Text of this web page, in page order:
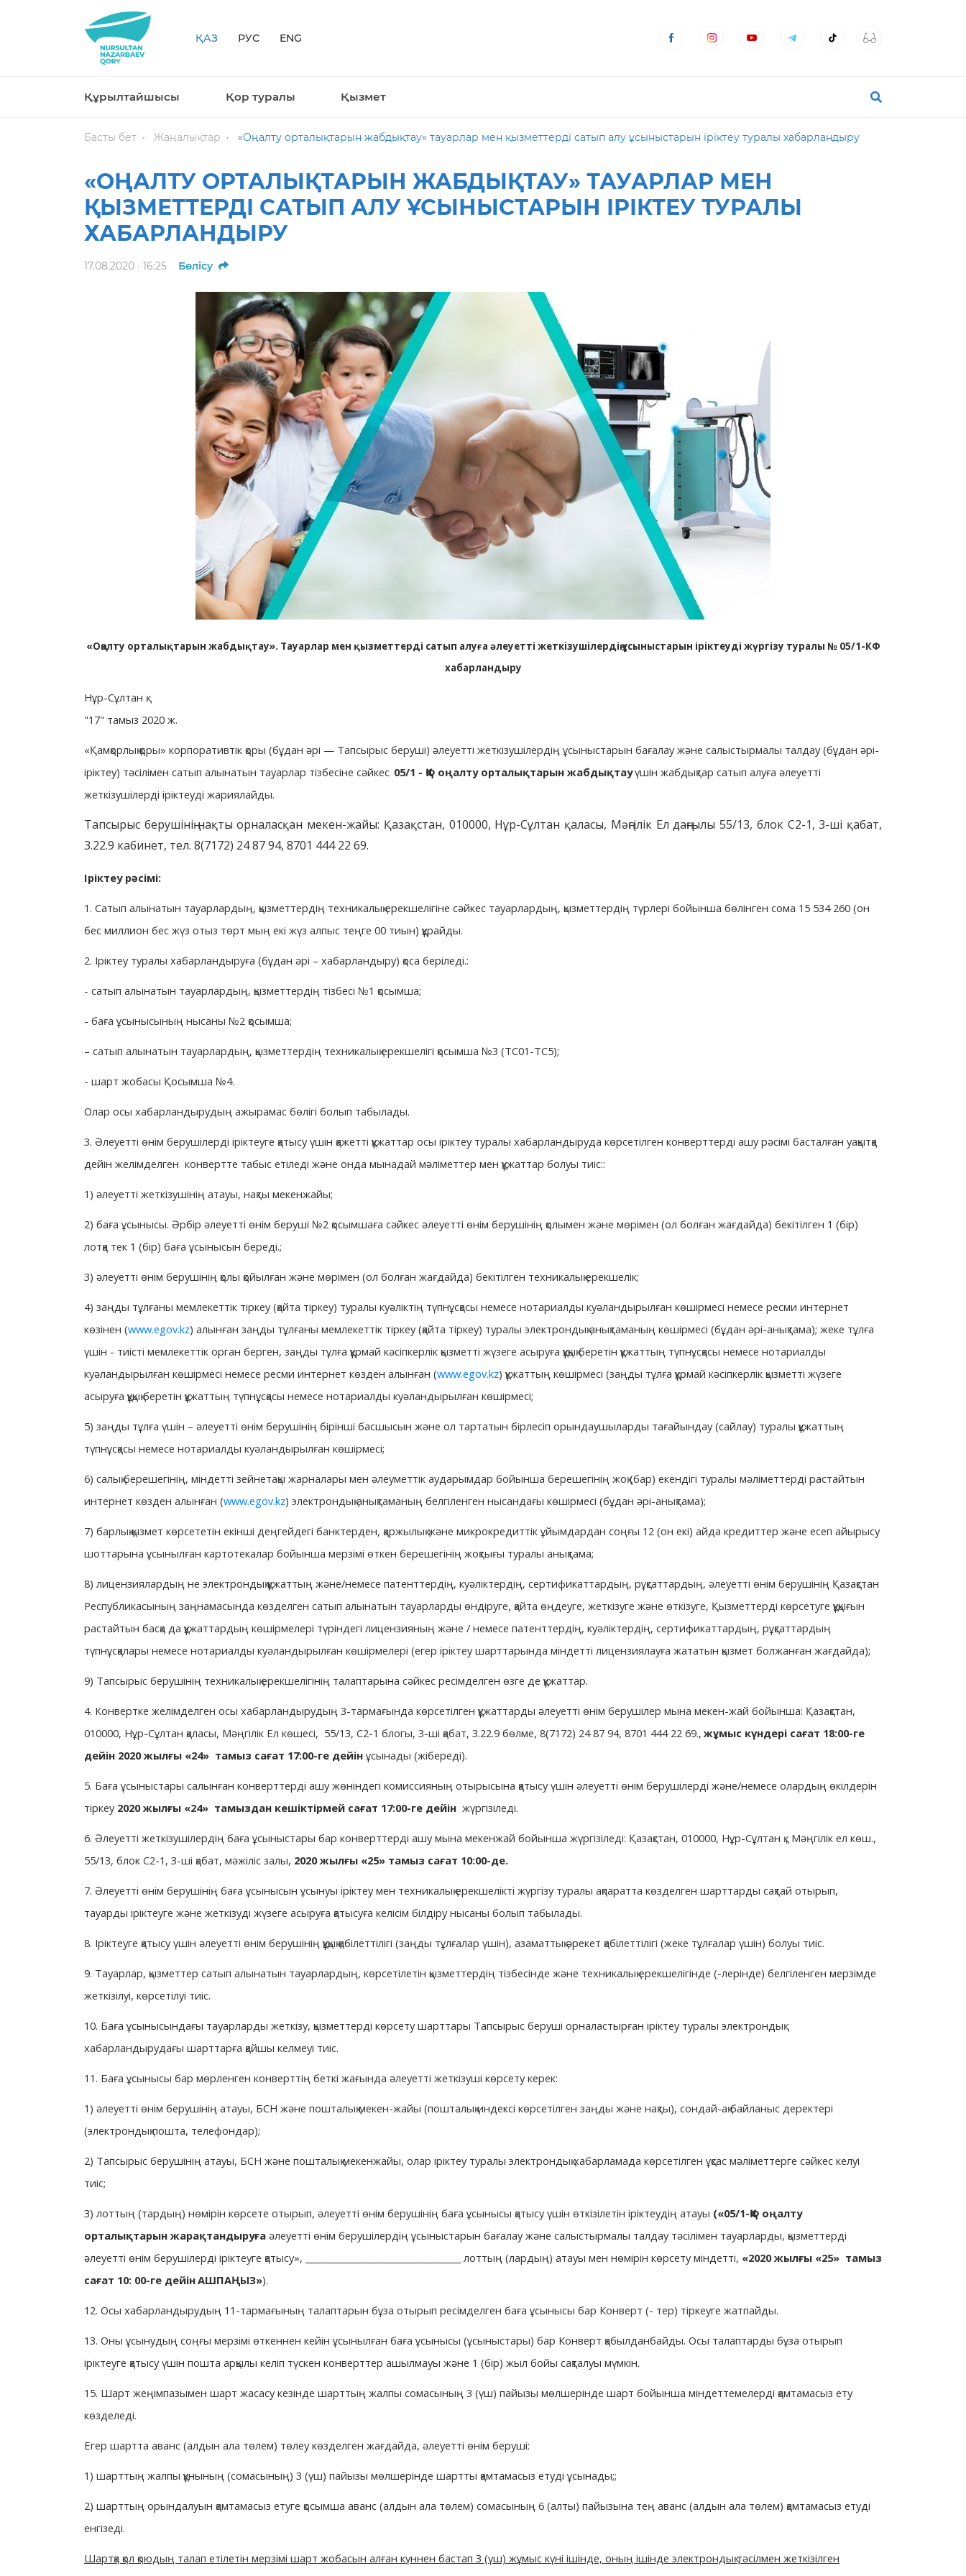
ҚАЗ РУС ENG
Құрылтайшысы Қор туралы Қызмет
Басты бет Жаңалықтар «Оңалту орталықтарын жабдықтау» тауарлар мен қызметтерді сатып алу ұсыныстарын іріктеу туралы хабарландыру
«ОҢАЛТУ ОРТАЛЫҚТАРЫН ЖАБДЫҚТАУ» ТАУАРЛАР МЕН
ҚЫЗМЕТТЕРДІ САТЫП АЛУ ҰСЫНЫСТАРЫН ІРІКТЕУ ТУРАЛЫ
ХАБАРЛАНДЫРУ
17.08.2020 · 16:25 Бөлісу
«Оңалту орталықтарын жабдықтау». Тауарлар мен қызметтерді сатып алуға әлеуетті жеткізушілердің ұсыныстарын іріктеуді жүргізу туралы № 05/1-КФ
хабарландыру
Нұр-Сұлтан қ.
"17" тамыз 2020 ж.
«Қамқорлық қоры» корпоративтік қоры (бұдан әрі — Тапсырыс беруші) әлеуетті жеткізушілердің ұсыныстарын бағалау және салыстырмалы талдау (бұдан әрі-
іріктеу) тәсілімен сатып алынатын тауарлар тізбесіне сәйкес 05/1 - ҚФ оңалту орталықтарын жабдықтауүшін жабдықтар сатып алуға әлеуетті
жеткізушілерді іріктеуді жариялайды.
Тапсырыс берушінің нақты орналасқан мекен-жайы: Қазақстан, 010000, Нұр-Сұлтан қаласы, Мәңгілік Ел даңғылы 55/13, блок С2-1, 3-ші қабат,
3.22.9 кабинет, тел. 8(7172) 24 87 94, 8701 444 22 69.
Іріктеу рәсімі:
1. Сатып алынатын тауарлардың, қызметтердің техникалық ерекшелігіне сәйкес тауарлардың, қызметтердің түрлері бойынша бөлінген сома 15 534 260 (он
бес миллион бес жүз отыз төрт мың екі жүз алпыс теңге 00 тиын) құрайды.
2. Іріктеу туралы хабарландыруға (бұдан әрі – хабарландыру) қоса беріледі.:
- сатып алынатын тауарлардың, қызметтердің тізбесі №1 қосымша;
- баға ұсынысының нысаны №2 қосымша;
– сатып алынатын тауарлардың, қызметтердің техникалық ерекшелігі қосымша №3 (ТС01-ТС5);
- шарт жобасы Қосымша №4.
Олар осы хабарландырудың ажырамас бөлігі болып табылады.
3. Әлеуетті өнім берушілерді іріктеуге қатысу үшін қажетті құжаттар осы іріктеу туралы хабарландыруда көрсетілген конверттерді ашу рәсімі басталған уақытқа
дейін желімделген конвертте табыс етіледі және онда мынадай мәліметтер мен құжаттар болуы тиіс::
1) әлеуетті жеткізушінің атауы, нақты мекенжайы;
2) баға ұсынысы. Әрбір әлеуетті өнім беруші №2 қосымшаға сәйкес әлеуетті өнім берушінің қолымен және мөрімен (ол болған жағдайда) бекітілген 1 (бір)
лотқа тек 1 (бір) баға ұсынысын береді.;
3) әлеуетті өнім берушінің қолы қойылған және мөрімен (ол болған жағдайда) бекітілген техникалық ерекшелік;
4) заңды тұлғаны мемлекеттік тіркеу (қайта тіркеу) туралы куәліктің түпнұсқасы немесе нотариалды куәландырылған көшірмесі немесе ресми интернет
көзінен (www.egov.kz) алынған заңды тұлғаны мемлекеттік тіркеу (қайта тіркеу) туралы электрондық анықтаманың көшірмесі (бұдан әрі-анықтама); жеке тұлға
үшін - тиісті мемлекеттік орган берген, заңды тұлға құрмай кәсіпкерлік қызметті жүзеге асыруға құқық беретін құжаттың түпнұсқасы немесе нотариалды
куәландырылған көшірмесі немесе ресми интернет көзден алынған (www.egov.kz) құжаттың көшірмесі (заңды тұлға құрмай кәсіпкерлік қызметті жүзеге
асыруға құқық беретін құжаттың түпнұсқасы немесе нотариалды куәландырылған көшірмесі;
5) заңды тұлға үшін – әлеуетті өнім берушінің бірінші басшысын және ол тартатын бірлесіп орындаушыларды тағайындау (сайлау) туралы құжаттың
түпнұсқасы немесе нотариалды куәландырылған көшірмесі;
6) салық берешегінің, міндетті зейнетақы жарналары мен әлеуметтік аударымдар бойынша берешегінің жоқ (бар) екендігі туралы мәліметтерді растайтын
интернет көзден алынған (www.egov.kz) электрондық анықтаманың белгіленген нысандағы көшірмесі (бұдан әрі-анықтама);
7) барлық қызмет көрсететін екінші деңгейдегі банктерден, қаржылық және микрокредиттік ұйымдардан соңғы 12 (он екі) айда кредиттер және есеп айырысу
шоттарына ұсынылған картотекалар бойынша мерзімі өткен берешегінің жоқтығы туралы анықтама;
8) лицензиялардың не электрондық құжаттың және/немесе патенттердің, куәліктердің, сертификаттардың, рұқсаттардың, әлеуетті өнім берушінің Қазақстан
Республикасының заңнамасында көзделген сатып алынатын тауарларды өндіруге, қайта өңдеуге, жеткізуге және өткізуге, Қызметтерді көрсетуге құқығын
растайтын басқа да құжаттардың көшірмелері түріндегі лицензияның және / немесе патенттердің, куәліктердің, сертификаттардың, рұқсаттардың
түпнұсқалары немесе нотариалды куәландырылған көшірмелері (егер іріктеу шарттарында міндетті лицензиялауға жататын қызмет болжанған жағдайда);
9) Тапсырыс берушінің техникалық ерекшелігінің талаптарына сәйкес ресімделген өзге де құжаттар.
4. Конвертке желімделген осы хабарландырудың 3-тармағында көрсетілген құжаттарды әлеуетті өнім берушілер мына мекен-жай бойынша: Қазақстан,
010000, Нұр-Сұлтан қаласы, Мәңгілік Ел көшесі, 55/13, С2-1 блогы, 3-ші қабат, 3.22.9 бөлме, 8(7172) 24 87 94, 8701 444 22 69., жұмыс күндері сағат 18:00-ге
дейін 2020 жылғы «24» тамыз сағат 17:00-ге дейін ұсынады (жібереді).
5. Баға ұсыныстары салынған конверттерді ашу жөніндегі комиссияның отырысына қатысу үшін әлеуетті өнім берушілерді және/немесе олардың өкілдерін
тіркеу 2020 жылғы «24» тамыздан кешіктірмей сағат 17:00-ге дейін жүргізіледі.
6. Әлеуетті жеткізушілердің баға ұсыныстары бар конверттерді ашу мына мекенжай бойынша жүргізіледі: Қазақстан, 010000, Нұр-Сұлтан қ., Мәңгілік ел көш.,
55/13, блок С2-1, 3-ші қабат, мәжіліс залы, 2020 жылғы «25» тамыз сағат 10:00-де.
7. Әлеуетті өнім берушінің баға ұсынысын ұсынуы іріктеу мен техникалық ерекшелікті жүргізу туралы ақпаратта көзделген шарттарды сақтай отырып,
тауарды іріктеуге және жеткізуді жүзеге асыруға қатысуға келісім білдіру нысаны болып табылады.
8. Іріктеуге қатысу үшін әлеуетті өнім берушінің құқық қабілеттілігі (заңды тұлғалар үшін), азаматтық әрекет қабілеттілігі (жеке тұлғалар үшін) болуы тиіс.
9. Тауарлар, қызметтер сатып алынатын тауарлардың, көрсетілетін қызметтердің тізбесінде және техникалық ерекшелігінде (-лерінде) белгіленген мерзімде
жеткізілуі, көрсетілуі тиіс.
10. Баға ұсынысындағы тауарларды жеткізу, қызметтерді көрсету шарттары Тапсырыс беруші орналастырған іріктеу туралы электрондық
хабарландырудағы шарттарға қайшы келмеуі тиіс.
11. Баға ұсынысы бар мөрленген конверттің беткі жағында әлеуетті жеткізуші көрсету керек:
1) әлеуетті өнім берушінің атауы, БСН және пошталық мекен-жайы (пошталық индексі көрсетілген заңды және нақты), сондай-ақ байланыс деректері
(электрондық пошта, телефондар);
2) Тапсырыс берушінің атауы, БСН және пошталық мекенжайы, олар іріктеу туралы электрондық хабарламада көрсетілген ұқсас мәліметтерге сәйкес келуі
тиіс;
3) лоттың (тардың) нөмірін көрсете отырып, әлеуетті өнім берушінің баға ұсынысы қатысу үшін өткізілетін іріктеудің атауы («05/1-ҚФ оңалту
орталықтарын жарақтандыруға әлеуетті өнім берушілердің ұсыныстарын бағалау және салыстырмалы талдау тәсілімен тауарларды, қызметтерді
әлеуетті өнім берушілерді іріктеуге қатысу», ____________________________________ лоттың (лардың) атауы мен нөмірін көрсету міндетті, «2020 жылғы «25» тамыз
сағат 10: 00-ге дейінАШПАҢЫЗ»).
12. Осы хабарландырудың 11-тармағының талаптарын бұза отырып ресімделген баға ұсынысы бар Конверт (- тер) тіркеуге жатпайды.
13. Оны ұсынудың соңғы мерзімі өткеннен кейін ұсынылған баға ұсынысы (ұсыныстары) бар Конверт қабылданбайды. Осы талаптарды бұза отырып
іріктеуге қатысу үшін пошта арқылы келіп түскен конверттер ашылмауы және 1 (бір) жыл бойы сақталуы мүмкін.
15. Шарт жеңімпазымен шарт жасасу кезінде шарттың жалпы сомасының 3 (үш) пайызы мөлшерінде шарт бойынша міндеттемелерді қамтамасыз ету
көзделеді.
Егер шартта аванс (алдын ала төлем) төлеу көзделген жағдайда, әлеуетті өнім беруші:
1) шарттың жалпы құнының (сомасының) 3 (үш) пайызы мөлшерінде шартты қамтамасыз етуді ұсынады;;
2) шарттың орындалуын қамтамасыз етуге қосымша аванс (алдын ала төлем) сомасының 6 (алты) пайызына тең аванс (алдын ала төлем) қамтамасыз етуді
енгізеді.
Шартқа қол қоюдың талап етілетін мерзімі шарт жобасын алған күннен бастап 3 (үш) жұмыс күні ішінде, оның ішінде электрондық тәсілмен жеткізілген